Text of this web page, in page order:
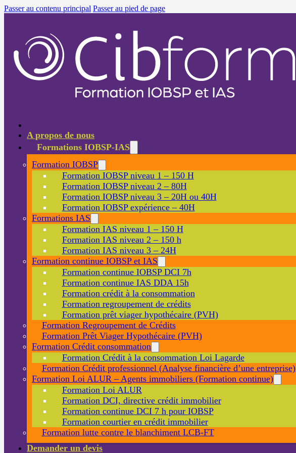
Passer au contenu principal Passer au pied de page
A propos de nous
Formations IOBSP-IAS
Formation IOBSP
Formation IOBSP niveau 1 – 150 H
Formation IOBSP niveau 2 – 80H
Formation IOBSP niveau 3 – 20H ou 40H
Formation IOBSP expérience – 40H
Formations IAS
Formation IAS niveau 1 – 150 H
Formation IAS niveau 2 – 150 h
Formation IAS niveau 3 – 24H
Formation continue IOBSP et IAS
Formation continue IOBSP DCI 7h
Formation continue IAS DDA 15h
Formation crédit à la consommation
Formation regroupement de crédits
Formation prêt viager hypothécaire (PVH)
Formation Regroupement de Crédits
Formation Prêt Viager Hypothécaire (PVH)
Formation Crédit consommation
Formation Crédit à la consommation Loi Lagarde
Formation Crédit professionnel (Analyse financière d’une entreprise)
Formation Loi ALUR – Agents immobiliers (Formation continue)
Formation Loi ALUR
Formation DCI, directive crédit immobilier
Formation continue DCI 7 h pour IOBSP
Formation courtier en crédit immobilier
Formation lutte contre le blanchiment LCB-FT
Demander un devis